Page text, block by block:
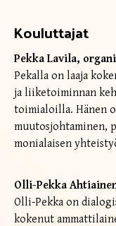
Kouluttajat
Pekka Lavila,
Pekalla on laaja
ja liiketoiminnan
toimialoilla. Hänen
muutosjohtaminen,
monialaisen
Olli-Pekka
Olli-Pekka on
kokenut